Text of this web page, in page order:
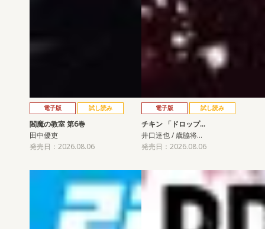
電子版 試し読み
閻魔の教室 第6巻
田中優吏
発売日：2026.08.06
電子版 試し読み
チキン 「ドロップ…
井口達也 / 歳脇将…
発売日：2026.08.06